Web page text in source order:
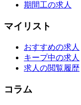
期間工の求人
マイリスト
おすすめの求人
キープ中の求人
求人の閲覧履歴
コラム